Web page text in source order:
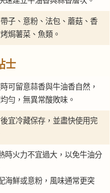
子、意粉、法包、蘑菇、香
焗薯菜、魚類。
士
可留意蒜香與牛油香自然，
勻，無異常酸敗味。
宜冷藏保存，並盡快使用完
時火力不宜過大，以免牛油分
海鮮或意粉，風味通常更突